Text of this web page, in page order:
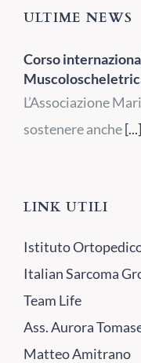
ULTIME NEWS
Corso
L’Associazione
sostenere anche[...]
LINK UTILI
Istituto
Italian Sarcoma
Team Life
Ass. Aurora
Matteo Amitrano